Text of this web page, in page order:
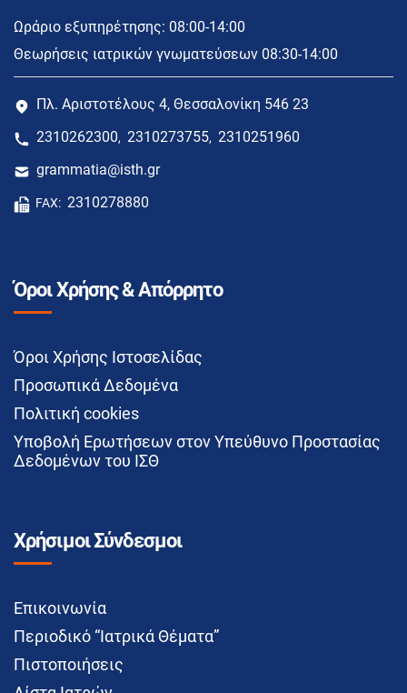
Ωράριο εξυπηρέτησης: 08:00-14:00
Θεωρήσεις ιατρικών γνωματεύσεων 08:30-14:00
Πλ. Αριστοτέλους 4, Θεσσαλονίκη 546 23
2310262300, 2310273755, 2310251960
grammatia@isth.gr
FAX: 2310278880
Όροι Χρήσης & Απόρρητο
Όροι Χρήσης Ιστοσελίδας
Προσωπικά Δεδομένα
Πολιτική cookies
Υποβολή Ερωτήσεων στον Υπεύθυνο Προστασίας
Δεδομένων του ΙΣΘ
Χρήσιμοι Σύνδεσμοι
Επικοινωνία
Περιοδικό “Ιατρικά Θέματα”
Πιστοποιήσεις